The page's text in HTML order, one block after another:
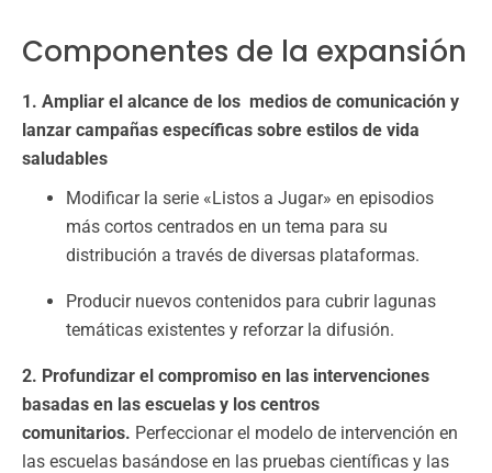
Componentes de la expansión
1. Ampliar el alcance de los medios de comunicación y
lanzar campañas específicas sobre estilos de vida
saludables
Modificar la serie «Listos a Jugar» en episodios
más cortos centrados en un tema para su
distribución a través de diversas plataformas.
Producir nuevos contenidos para cubrir lagunas
temáticas existentes y reforzar la difusión.
2. Profundizar el compromiso en las intervenciones
basadas en las escuelas y los centros
comunitarios. Perfeccionar el modelo de intervención en
las escuelas basándose en las pruebas científicas y las